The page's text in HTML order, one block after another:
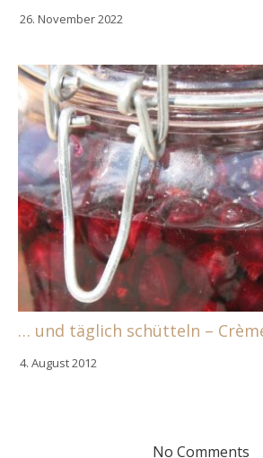
26. November 2022
… und täglich schütteln –
4. August 2012
No Comments